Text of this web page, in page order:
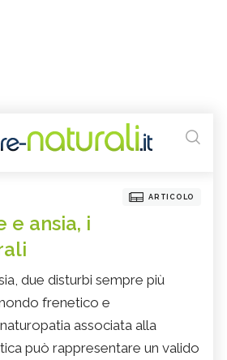
ARTICOLO
e ansia, i
due disturbi sempre più
frenetico e
associata alla
può rappresentare un valido